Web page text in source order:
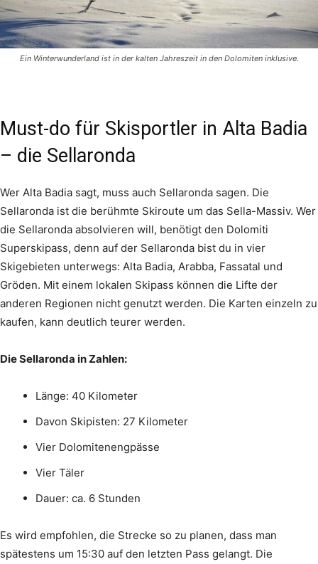
Ein Winterwunderland ist in der kalten Jahreszeit in den Dolomiten inklusive.
Must-do für Skisportler in Alta Badia
– die Sellaronda
Wer Alta Badia sagt, muss auch Sellaronda sagen. Die
Sellaronda ist die berühmte Skiroute um das Sella-Massiv. Wer
die Sellaronda absolvieren will, benötigt den Dolomiti
Superskipass, denn auf der Sellaronda bist du in vier
Skigebieten unterwegs: Alta Badia, Arabba, Fassatal und
Gröden. Mit einem lokalen Skipass können die Lifte der
anderen Regionen nicht genutzt werden. Die Karten einzeln zu
kaufen, kann deutlich teurer werden.
Die Sellaronda in Zahlen:
Länge: 40 Kilometer
Davon Skipisten: 27 Kilometer
Vier Dolomitenengpässe
Vier Täler
Dauer: ca. 6 Stunden
Es wird empfohlen, die Strecke so zu planen, dass man
spätestens um 15:30 auf den letzten Pass gelangt. Die